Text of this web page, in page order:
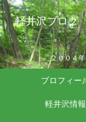
軽井沢ブログ
２００４
プロフィー
軽井沢情報